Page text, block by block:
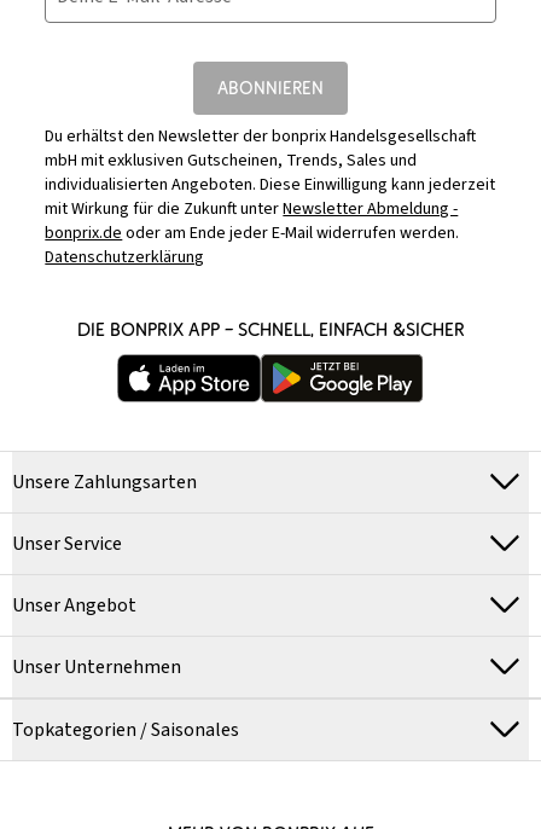
ABONNIEREN
Du erhältst den Newsletter der bonprix Handelsgesellschaft
mbH mit exklusiven Gutscheinen, Trends, Sales und
individualisierten Angeboten. Diese Einwilligung kann jederzeit
mit Wirkung für die Zukunft unterNewsletter Abmeldung -
bonprix.deoder am Ende jeder E-Mail widerrufen werden.
Datenschutzerklärung
DIE BONPRIX APP – SCHNELL, EINFACH &SICHER
Unsere Zahlungsarten
Unser Service
Unser Angebot
Unser Unternehmen
Topkategorien / Saisonales